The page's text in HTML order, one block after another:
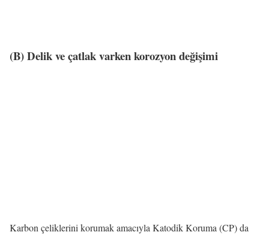
(B) Delik ve çatlak varken korozyon değişimi
Karbon çeliklerini korumak amacıyla Katodik Koruma (CP) da